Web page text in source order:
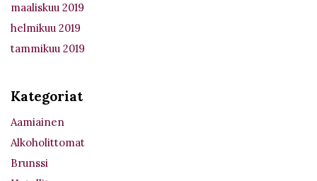
maaliskuu 2019
helmikuu 2019
tammikuu 2019
Kategoriat
Aamiainen
Alkoholittomat
Brunssi